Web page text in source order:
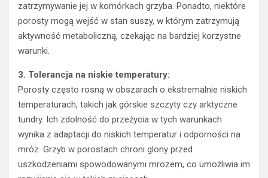
zatrzymywanie jej w komórkach grzyba. Ponadto, niektóre
porosty mogą wejść w stan suszy, w którym zatrzymują
aktywność metaboliczną, czekając na bardziej korzystne
warunki.
3. Tolerancja na niskie temperatury:
Porosty często rosną w obszarach o ekstremalnie niskich
temperaturach, takich jak górskie szczyty czy arktyczne
tundry. Ich zdolność do przeżycia w tych warunkach
wynika z adaptacji do niskich temperatur i odporności na
mróz. Grzyb w porostach chroni glony przed
uszkodzeniami spowodowanymi mrozem, co umożliwia im